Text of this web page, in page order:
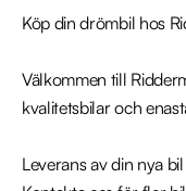
Köp din drömbil hos
Välkommen till
kvalitetsbilar och
Leverans av din nya